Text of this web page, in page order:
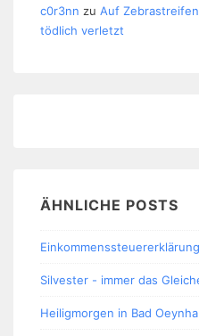
c0r3nn zu Auf
tödlich verletzt
ÄHNLICHE POSTS
Einkommenssteuererklärung
Silvester - immer das
Heiligmorgen in Bad